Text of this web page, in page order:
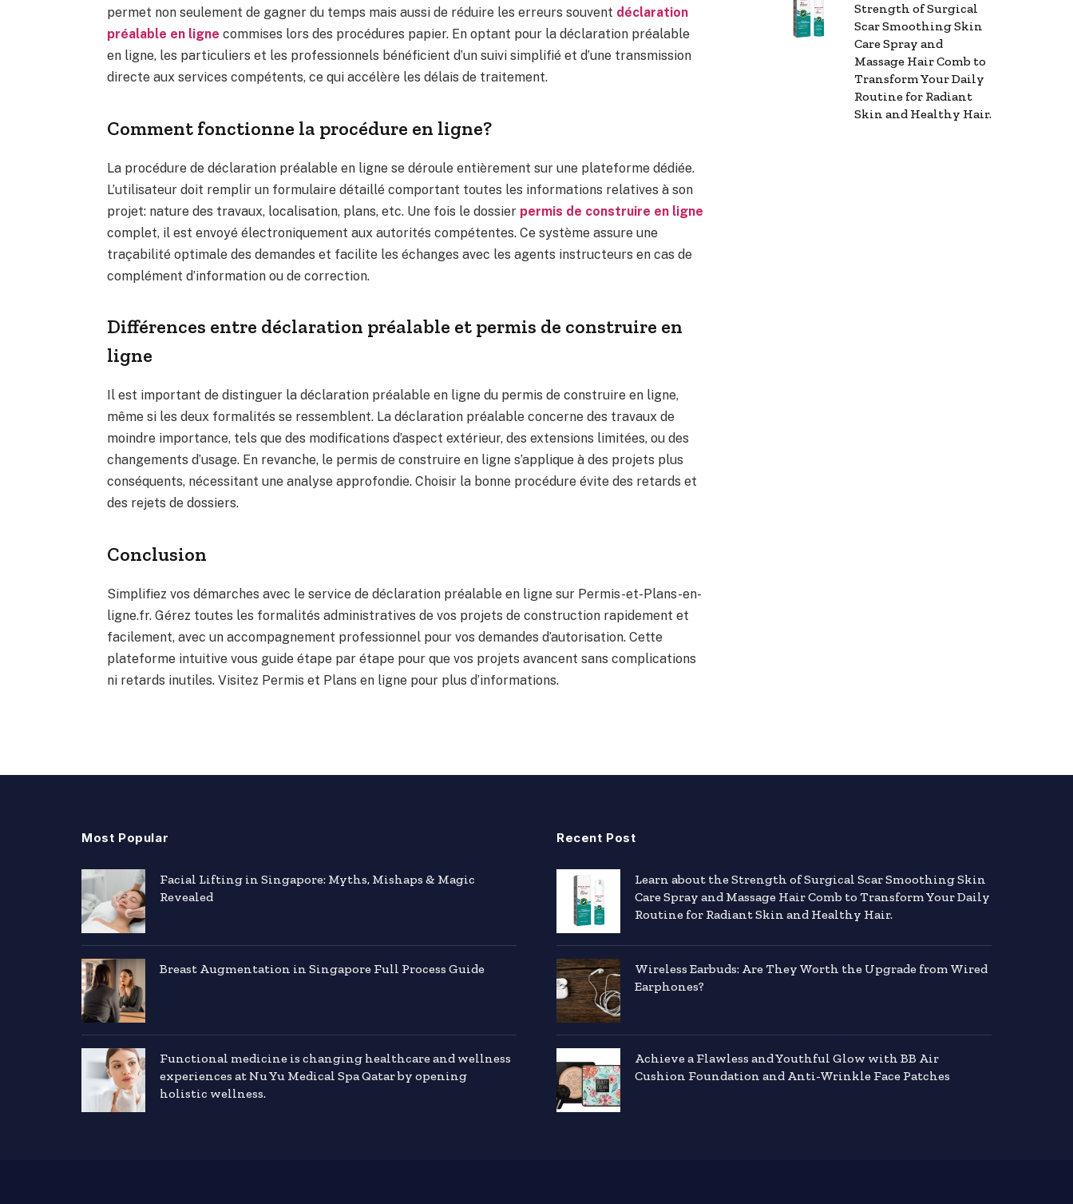
permet non seulement de gagner du temps mais aussi de réduire les erreurs souvent déclaration
préalable en ligne commises lors des procédures papier. En optant pour la déclaration préalable
en ligne, les particuliers et les professionnels bénéficient d’un suivi simplifié et d’une transmission
directe aux services compétents, ce qui accélère les délais de traitement.
Comment fonctionne la procédure en ligne?
La procédure de déclaration préalable en ligne se déroule entièrement sur une plateforme dédiée.
L’utilisateur doit remplir un formulaire détaillé comportant toutes les informations relatives à son
projet: nature des travaux, localisation, plans, etc. Une fois le dossier permis de construire en ligne
complet, il est envoyé électroniquement aux autorités compétentes. Ce système assure une
traçabilité optimale des demandes et facilite les échanges avec les agents instructeurs en cas de
complément d’information ou de correction.
Différences entre déclaration préalable et permis de construire en
ligne
Il est important de distinguer la déclaration préalable en ligne du permis de construire en ligne,
même si les deux formalités se ressemblent. La déclaration préalable concerne des travaux de
moindre importance, tels que des modifications d’aspect extérieur, des extensions limitées, ou des
changements d’usage. En revanche, le permis de construire en ligne s’applique à des projets plus
conséquents, nécessitant une analyse approfondie. Choisir la bonne procédure évite des retards et
des rejets de dossiers.
Conclusion
Simplifiez vos démarches avec le service de déclaration préalable en ligne sur Permis-et-Plans-en-
ligne.fr. Gérez toutes les formalités administratives de vos projets de construction rapidement et
facilement, avec un accompagnement professionnel pour vos demandes d’autorisation. Cette
plateforme intuitive vous guide étape par étape pour que vos projets avancent sans complications
ni retards inutiles. Visitez Permis et Plans en ligne pour plus d’informations.
Strength of Surgical
Scar Smoothing Skin
Care Spray and
Massage Hair Comb to
Transform Your Daily
Routine for Radiant
Skin and Healthy Hair.
Most Popular
Facial Lifting in Singapore: Myths, Mishaps & Magic
Revealed
Breast Augmentation in Singapore Full Process Guide
Functional medicine is changing healthcare and wellness
experiences at Nu Yu Medical Spa Qatar by opening
holistic wellness.
Recent Post
Learn about the Strength of Surgical Scar Smoothing Skin
Care Spray and Massage Hair Comb to Transform Your Daily
Routine for Radiant Skin and Healthy Hair.
Wireless Earbuds: Are They Worth the Upgrade from Wired
Earphones?
Achieve a Flawless and Youthful Glow with BB Air
Cushion Foundation and Anti-Wrinkle Face Patches